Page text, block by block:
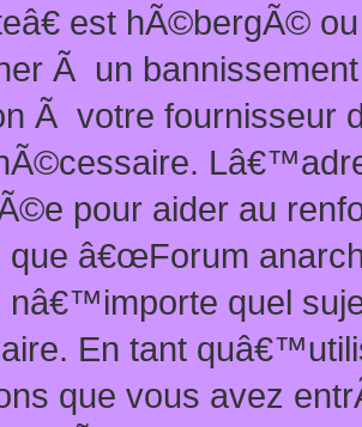
est hÃ©bergÃ©
Ã un
Ã votre fournisseur
pour aider au
que â€œForum
nâ€™importe quel
En tant
que vous avez